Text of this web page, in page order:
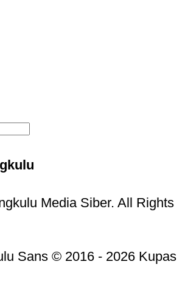
Media Siber. All Rights
Sans © 2016 - 2026 Kupas